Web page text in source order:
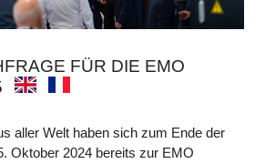
FÜR DIE EMO
aller Welt haben sich zum Ende der
Oktober 2024 bereits zur EMO